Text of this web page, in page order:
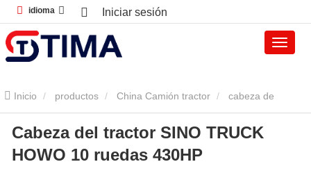
idioma Iniciar sesión
Inicio productos China Camión tractor cabeza de
camión Cabeza del tractor SINO TRUCK HOWO 10 ruedas
430HP
Cabeza del tractor SINO TRUCK
HOWO 10 ruedas 430HP